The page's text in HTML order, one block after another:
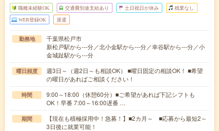
職種未経験OK 交通費別途支給あり 土日祝日が休み 残業なし
WEB登録OK 派遣
勤務地
千葉県松戸市
新松戸駅から---分／北小金駅から---分／幸谷駅から---分／小
金城趾駅から---分
曜日頻度
週3日～（週2日～も相談OK） ■曜日固定の相談OK！ ■希望
の曜日があればご相談ください！
時間
9:00～18:00（休憩60分）■ご希望があれば下記シフトも
OK！早番 7:00～16:00遅番 …
期間
【現在も積極採用中！急募！】■2カ月～ ■応募から最短2～
3日後に就業可能！